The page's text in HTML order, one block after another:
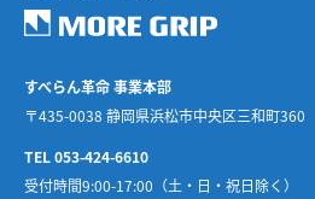
すべらん革命 事業本部
〒435-0038 静岡県浜松市中央区三和町360
TEL 053-424-6610
受付時間9:00-17:00（土・日・祝日除く）